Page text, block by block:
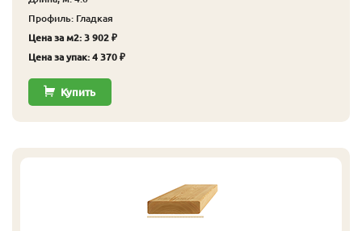
Профиль: Гладкая
Цена за м2: 3 902 ₽
Цена за упак: 4 370 ₽
Купить